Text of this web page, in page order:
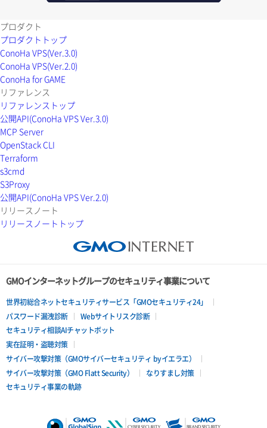
オブジェクト詳細取得
コンテナ一覧取得
コンテナ作成
コンテナ削除
コンテナ詳細取得
ラージオブジェクトアップロード(DLO)
ラージオブジェクトアップロード(SLO)
一時的Web公開
レコード詳細取得
プロダクト
プロダクトトップ
ConoHa VPS(Ver.3.0)
ConoHa VPS(Ver.2.0)
ConoHa for GAME
リファレンス
リファレンストップ
公開API(ConoHa VPS Ver.3.0)
MCP Server
OpenStack CLI
Terraform
s3cmd
S3Proxy
公開API(ConoHa VPS Ver.2.0)
リリースノート
リリースノートトップ
GMOインターネットグループのセキュリティ事業について
世界初総合ネットセキュリティサービス「GMOセキュリティ24」
パスワード漏洩診断
Webサイトリスク診断
セキュリティ相談AIチャットボット
実在証明・盗聴対策
サイバー攻撃対策（GMOサイバーセキュリティ byイエラエ）
サイバー攻撃対策（GMO Flatt Security）
なりすまし対策
セキュリティ事業の軌跡